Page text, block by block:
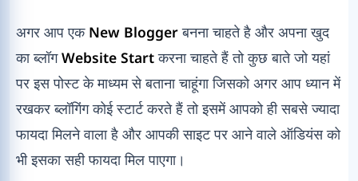
अगर आप एक New Bloggerबनना चाहते है और अपना खुद
का ब्लॉगWebsite Startकरना चाहते हैं तो कुछ बाते जो यहां
पर इस पोस्ट के माध्यम से बताना चाहूंगा जिसको अगर आप ध्यान में
रखकर ब्लॉगिंग कोई स्टार्ट करते हैं तो इसमें आपको ही सबसे ज्यादा
फायदा मिलने वाला है और आपकी साइट पर आने वाले ऑडियंस को
भी इसका सही फायदा मिल पाएगा।